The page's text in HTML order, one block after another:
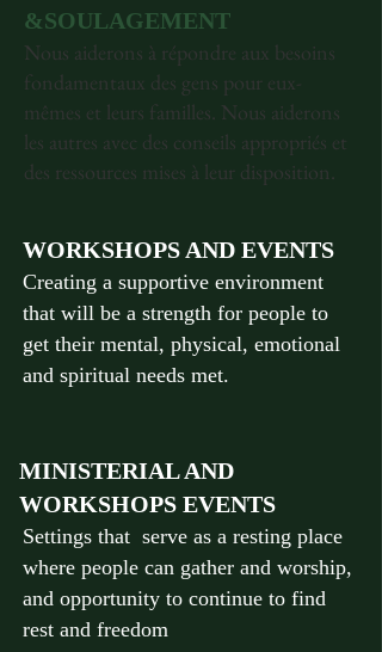
&SOULAGEMENT
Nous aiderons à répondre aux besoins
fondamentaux des gens pour eux-
mêmes et leurs familles. Nous aiderons
les autres avec des conseils appropriés et
des ressources mises à leur disposition.
WORKSHOPS AND EVENTS
Creating a supportive environment
that will be a strength for people to
get their mental, physical, emotional
and spiritual needs met.
MINISTERIAL AND
WORKSHOPS EVENTS
Settings that serve as a resting place
where people can gather and worship,
and opportunity to continue to find
rest and freedom